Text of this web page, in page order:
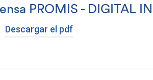
PROMIS - DIGITAL
Descargar el pdf